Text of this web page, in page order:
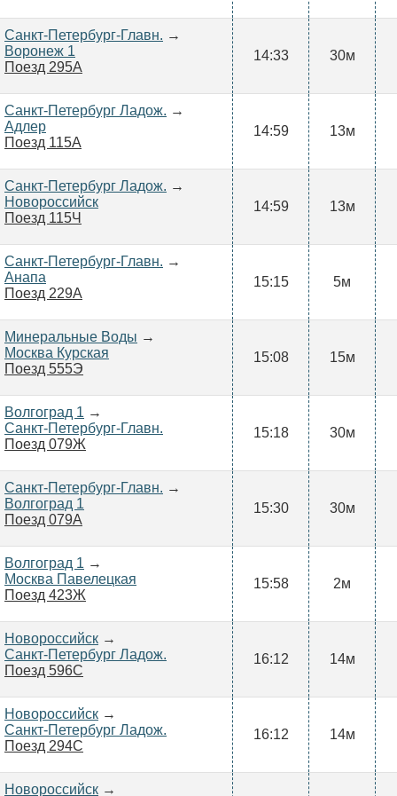
Санкт-Петербург-Главн. →
Воронеж 1
Поезд 295А
14:33 30м
Санкт-Петербург Ладож. →
Адлер
Поезд 115А
14:59 13м
Санкт-Петербург Ладож. →
Новороссийск
Поезд 115Ч
14:59 13м
Санкт-Петербург-Главн. →
Анапа
Поезд 229А
15:15 5м
Минеральные Воды →
Москва Курская
Поезд 555Э
15:08 15м
Волгоград 1 →
Санкт-Петербург-Главн.
Поезд 079Ж
15:18 30м
Санкт-Петербург-Главн. →
Волгоград 1
Поезд 079А
15:30 30м
Волгоград 1 →
Москва Павелецкая
Поезд 423Ж
15:58 2м
Новороссийск →
Санкт-Петербург Ладож.
Поезд 596С
16:12 14м
Новороссийск →
Санкт-Петербург Ладож.
Поезд 294С
16:12 14м
Новороссийск →